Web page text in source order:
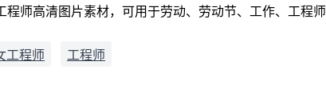
师高清图片素材，可用于劳动、劳动节、工作、工程
工程师
工程师